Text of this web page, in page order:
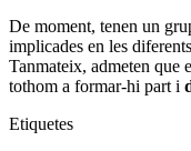
De moment, tenen un
implicades en les
Tanmateix, admeten que
tothom a formar-hi part i
Etiquetes